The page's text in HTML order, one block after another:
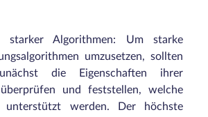
starker Algorithmen: Um starke
umzusetzen, sollten
die Eigenschaften ihrer
und feststellen, welche
unterstützt werden. Der höchste